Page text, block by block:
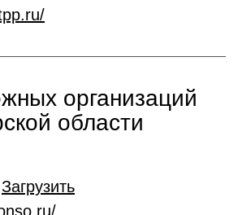
организаций
области
Загрузить